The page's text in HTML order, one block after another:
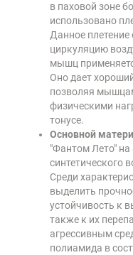
в паховой зоне
использовано
Данное
циркуляцию
мышц
Оно дает
позволяя
физическими
тонусе.
Основной
"Фантом Лето" на
синтетического
Среди
выделить
устойчивость к
также к их
агрессивным
полиамида в